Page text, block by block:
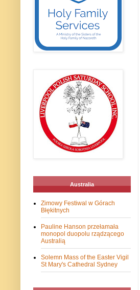
Australia
Zimowy Festiwal w Górach
Błękitnych
Pauline Hanson przełamała
monopol duopolu rządzącego
Australią
Solemn Mass of the Easter Vigil
St Mary's Cathedral Sydney